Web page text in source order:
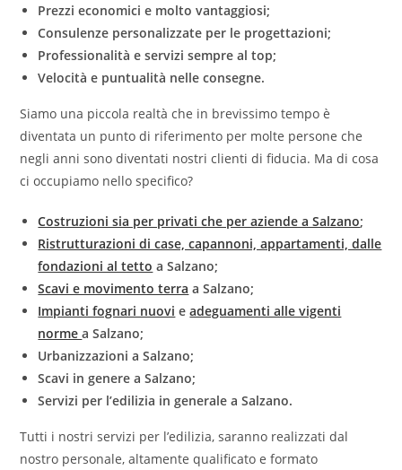
Prezzi economici e molto vantaggiosi;
Consulenze personalizzate per le progettazioni;
Professionalità e servizi sempre al top;
Velocità e puntualità nelle consegne.
Siamo una piccola realtà che in brevissimo tempo è
diventata un punto di riferimento per molte persone che
negli anni sono diventati nostri clienti di fiducia. Ma di cosa
ci occupiamo nello specifico?
Costruzioni sia per privati che per aziende a Salzano;
Ristrutturazioni di case, capannoni, appartamenti, dalle
fondazioni al tetto a Salzano;
Scavi e movimento terra a Salzano;
Impianti fognari nuovi eadeguamenti alle vigenti
normea Salzano;
Urbanizzazioni a Salzano;
Scavi in genere a Salzano;
Servizi per l’edilizia in generale a Salzano.
Tutti i nostri servizi per l’edilizia, saranno realizzati dal
nostro personale, altamente qualificato e formato